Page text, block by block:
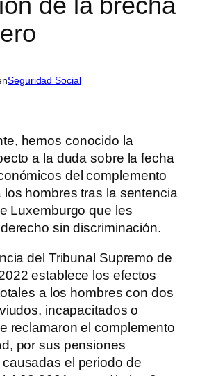
Seguridad Social
hemos conocido la
a la duda sobre la fecha
del complemento
hombres tras la sentencia
Luxemburgo que les
sin discriminación.
del Tribunal Supremo de
establece los efectos
a los hombres con dos
incapacitados o
reclamaron el complemento
por sus pensiones
el periodo de